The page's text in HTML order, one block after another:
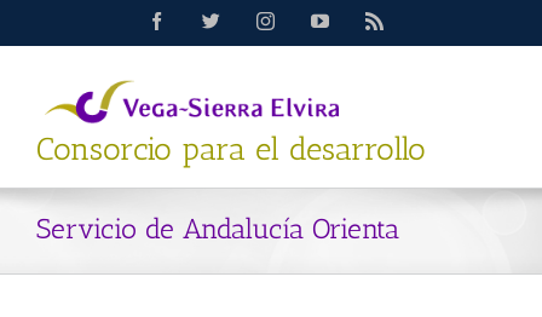
FacebookTwitterInstagramYouTubeRss
Consorcio para el desarrollo
Servicio de Andalucía Orienta